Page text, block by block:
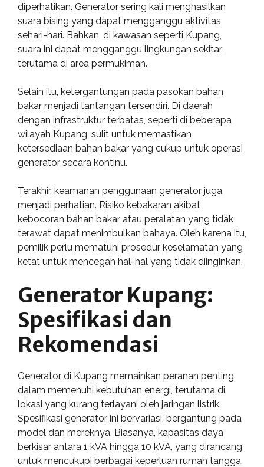
diperhatikan. Generator sering kali menghasilkan
suara bising yang dapat mengganggu aktivitas
sehari-hari. Bahkan, di kawasan seperti Kupang,
suara ini dapat mengganggu lingkungan sekitar,
terutama di area permukiman.
Selain itu, ketergantungan pada pasokan bahan
bakar menjadi tantangan tersendiri. Di daerah
dengan infrastruktur terbatas, seperti di beberapa
wilayah Kupang, sulit untuk memastikan
ketersediaan bahan bakar yang cukup untuk operasi
generator secara kontinu.
Terakhir, keamanan penggunaan generator juga
menjadi perhatian. Risiko kebakaran akibat
kebocoran bahan bakar atau peralatan yang tidak
terawat dapat menimbulkan bahaya. Oleh karena itu,
pemilik perlu mematuhi prosedur keselamatan yang
ketat untuk mencegah hal-hal yang tidak diinginkan.
Generator Kupang:
Spesifikasi dan
Rekomendasi
Generator di Kupang memainkan peranan penting
dalam memenuhi kebutuhan energi, terutama di
lokasi yang kurang terlayani oleh jaringan listrik.
Spesifikasi generator ini bervariasi, bergantung pada
model dan mereknya. Biasanya, kapasitas daya
berkisar antara 1 kVA hingga 10 kVA, yang dirancang
untuk mencukupi berbagai keperluan rumah tangga